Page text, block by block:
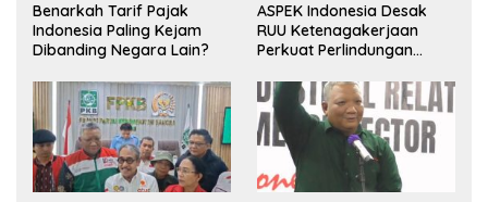
Benarkah Tarif Pajak
Indonesia Paling Kejam
Dibanding Negara Lain?
ASPEK Indonesia Desak
RUU Ketenagakerjaan
Perkuat Perlindungan
Pesangon